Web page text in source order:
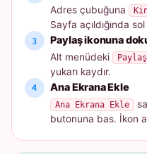
Adres çubuğuna
Sayfa açıldığında
Paylaş ikonuna
Alt menüdeki Paylaş
yukarı kaydır.
Ana Ekrana Ekle
Ana Ekrana Ekle
butonuna bas. İkon